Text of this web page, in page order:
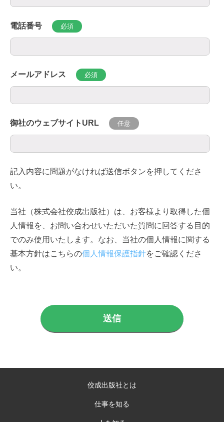
電話番号 必須
メールアドレス 必須
御社のウェブサイトURL 任意
記入内容に問題がなければ送信ボタンを押してくださ
い。
当社（株式会社佼成出版社）は、お客様より取得した個
人情報を、お問い合わせいただいた質問に回答する目的
でのみ使用いたします。なお、当社の個人情報に関する
基本方針はこちらの個人情報保護指針をご確認くださ
い。
佼成出版社とは
仕事を知る